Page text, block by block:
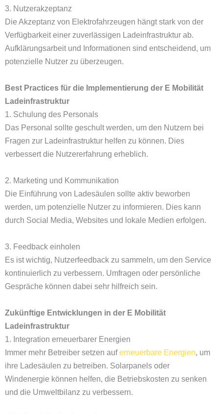
3. Nutzerakzeptanz
Die Akzeptanz von Elektrofahrzeugen hängt stark von der
Verfügbarkeit einer zuverlässigen Ladeinfrastruktur ab.
Aufklärungsarbeit und Informationen sind entscheidend, um
potenzielle Nutzer zu überzeugen.
Best Practices für die Implementierung der E Mobilität
Ladeinfrastruktur
1. Schulung des Personals
Das Personal sollte geschult werden, um den Nutzern bei
Fragen zur Ladeinfrastruktur helfen zu können. Dies
verbessert die Nutzererfahrung erheblich.
2. Marketing und Kommunikation
Die Einführung von Ladesäulen sollte aktiv beworben
werden, um potenzielle Nutzer zu informieren. Dies kann
durch Social Media, Websites und lokale Medien erfolgen.
3. Feedback einholen
Es ist wichtig, Nutzerfeedback zu sammeln, um den Service
kontinuierlich zu verbessern. Umfragen oder persönliche
Gespräche können dabei sehr hilfreich sein.
Zukünftige Entwicklungen in der E Mobilität
Ladeinfrastruktur
1. Integration erneuerbarer Energien
Immer mehr Betreiber setzen auferneuerbare Energien, um
ihre Ladesäulen zu betreiben. Solarpanels oder
Windenergie können helfen, die Betriebskosten zu senken
und die Umweltbilanz zu verbessern.